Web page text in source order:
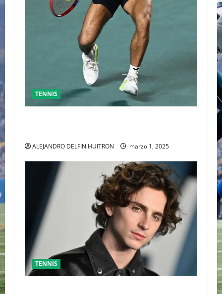
TENNIS
ALEJANDRO DELFIN HUITRON marzo 1, 2025
TENNIS